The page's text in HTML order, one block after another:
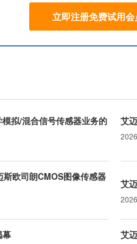
立即注册免费试用会
拟/混合信号传感器业务的
艾
欧司朗CMOS图像传感器
艾
幕 艾